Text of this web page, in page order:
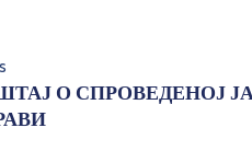
О СПРОВЕДЕНОЈ